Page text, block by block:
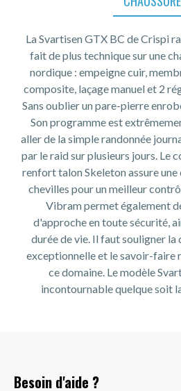
La Svartisen GTX BC de Crispi
fait de plus technique sur une
nordique : empeigne cuir,
composite, laçage manuel et 2
Sans oublier un pare-pierre
Son programme est
aller de la simple randonnée
par le raid sur plusieurs jours. Le
renfort talon Skeleton assure
chevilles pour un meilleur
Vibram permet également
d'approche en toute sécurité,
durée de vie. Il faut souligner
exceptionnelle et le savoir-faire
ce domaine. Le modèle
incontournable quelque soit
Besoin d'aide ?